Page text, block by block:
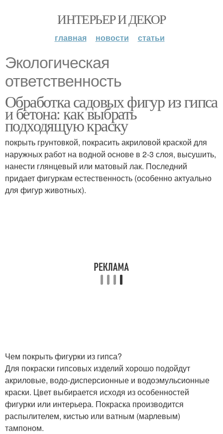
ИНТЕРЬЕР И ДЕКОР
главная новости статьи
Экологическая
ответственность
Обработка садовых фигур из гипса
и бетона: как выбрать
подходящую краску
покрыть грунтовкой, покрасить акриловой краской для
наружных работ на водной основе в 2-3 слоя, высушить,
нанести глянцевый или матовый лак. Последний
придает фигуркам естественность (особенно актуально
для фигур животных).
Чем покрыть фигурки из гипса?
Для покраски гипсовых изделий хорошо подойдут
акриловые, водо-дисперсионные и водоэмульсионные
краски. Цвет выбирается исходя из особенностей
фигурки или интерьера. Покраска производится
распылителем, кистью или ватным (марлевым)
тампоном.